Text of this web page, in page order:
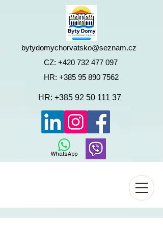
HR: +385 95 890 7562
CZ: +420 732 477 097
WhatsApp
bytydomychorvatsko@seznam.cz
HR: +385 92 50 111 37